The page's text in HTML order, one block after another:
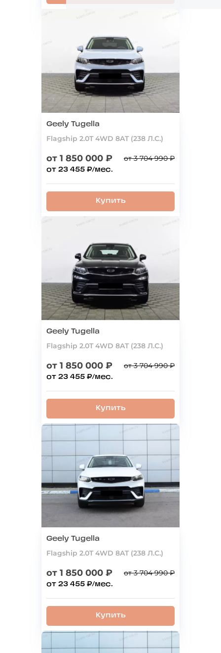
Geely Tugella
Flagship 2.0T 4WD 8AT (238 Л.С.)
от 1 850 000 ₽ от 3 704 990 ₽
от 23 455 ₽/мес.
Купить
Geely Tugella
Flagship 2.0T 4WD 8AT (238 Л.С.)
от 1 850 000 ₽ от 3 704 990 ₽
от 23 455 ₽/мес.
Купить
Geely Tugella
Flagship 2.0T 4WD 8AT (238 Л.С.)
от 1 850 000 ₽ от 3 704 990 ₽
от 23 455 ₽/мес.
Купить